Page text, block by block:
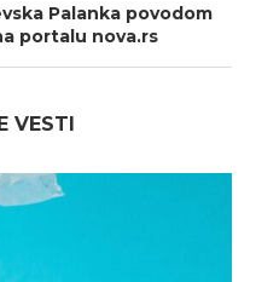
Palanka povodom
portalu nova.rs
VESTI